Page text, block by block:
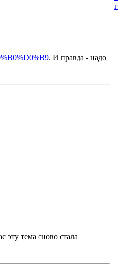
. И правда - надо
эту тема сново стала